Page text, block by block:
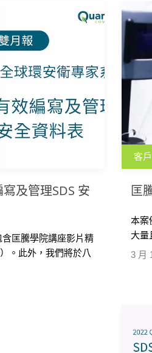
及管理SDS 安
匡騰學院講座影片精
。此外，我們將於八
臨之 SDS 及危害運
客
匡
3 月
本案
大量
人工